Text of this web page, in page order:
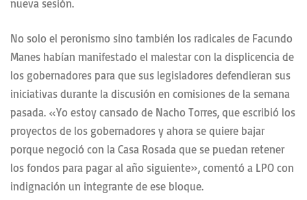
nueva sesión.
No solo el peronismo sino también los radicales de Facundo
Manes habían manifestado el malestar con la displicencia de
los gobernadores para que sus legisladores defendieran sus
iniciativas durante la discusión en comisiones de la semana
pasada. «Yo estoy cansado de Nacho Torres, que escribió los
proyectos de los gobernadores y ahora se quiere bajar
porque negoció con la Casa Rosada que se puedan retener
los fondos para pagar al año siguiente», comentó a LPO con
indignación un integrante de ese bloque.